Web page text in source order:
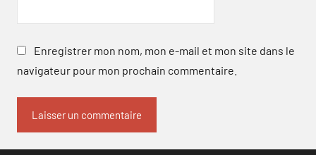
Enregistrer mon nom, mon e-mail et mon site dans le
navigateur pour mon prochain commentaire.